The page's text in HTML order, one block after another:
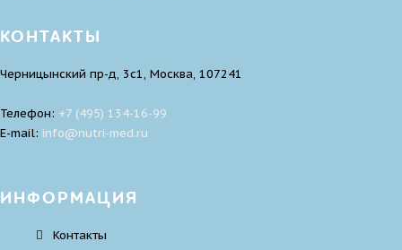
КОНТАКТЫ
Черницынский пр-д, 3с1, Москва, 107241
Телефон: +7 (495) 134-16-99
E-mail: infо@nutri-med.ru
ИНФОРМАЦИЯ
Контакты